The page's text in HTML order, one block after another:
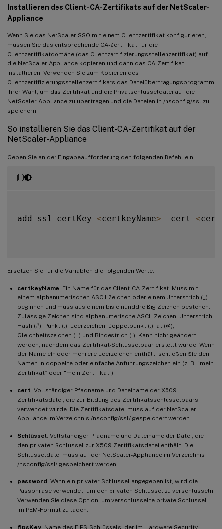
Installieren des Client-CA-Zertifikats auf der NetScaler-
Appliance
Wenn Sie das NetScaler SSO mit einem Clientzertifikat konfigurieren,
müssen Sie das entsprechende CA-Zertifikat für die
Clientzertifikatdomäne (das Clientzertifizierungsstellenzertifikat) auf
die NetScaler-Appliance kopieren und dann das CA-Zertifikat
installieren. Verwenden Sie zum Kopieren des
Clientzertifizierungsstellenzertifikats das Dateiübertragungsprogramm
Ihrer Wahl, um das Zertifikat und die Privatschlüsseldatei auf die
NetScaler-Appliance zu übertragen und die Dateien in /nsconfig/ssl zu
speichern.
So installieren Sie das Client-CA-Zertifikat auf der
NetScaler-Appliance
Geben Sie an der Eingabeaufforderung den folgenden Befehl ein:
add ssl certKey <certkeyName> - cert <cert
Ersetzen Sie für die Variablen die folgenden Werte:
certkeyName . Ein Name für das Client-CA-Zertifikat. Muss mit
einem alphanumerischen ASCII-Zeichen oder einem Unterstrich (_)
beginnen und muss aus einem bis einunddreißig Zeichen bestehen.
Zulässige Zeichen sind alphanumerische ASCII-Zeichen, Unterstrich,
Hash (#), Punkt (.), Leerzeichen, Doppelpunkt (:), at (@),
Gleichheitszeichen (=) und Bindestrich (-). Kann nicht geändert
werden, nachdem das Zertifikat-Schlüsselpaar erstellt wurde. Wenn
der Name ein oder mehrere Leerzeichen enthält, schließen Sie den
Namen in doppelte oder einfache Anführungszeichen ein (z. B. “mein
Zertifikat” oder “mein Zertifikat”).
cert . Vollständiger Pfadname und Dateiname der X509-
Zertifikatsdatei, die zur Bildung des Zertifikatsschlüsselpaars
verwendet wurde. Die Zertifikatsdatei muss auf der NetScaler-
Appliance im Verzeichnis /nsconfig/ssl/ gespeichert werden.
Schlüssel . Vollständiger Pfadname und Dateiname der Datei, die
den privaten Schlüssel zur X509-Zertifikatsdatei enthält. Die
Schlüsseldatei muss auf der NetScaler-Appliance im Verzeichnis
/nsconfig/ssl/ gespeichert werden.
password . Wenn ein privater Schlüssel angegeben ist, wird die
Passphrase verwendet, um den privaten Schlüssel zu verschlüsseln.
Verwenden Sie diese Option, um verschlüsselte private Schlüssel
im PEM-Format zu laden.
fipsKey . Name des FIPS-Schlüssels, der im Hardware Security